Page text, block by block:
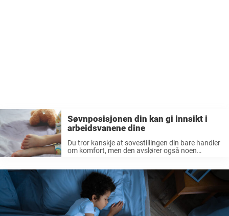
Søvnposisjonen din kan gi innsikt i
arbeidsvanene dine
Du tror kanskje at sovestillingen din bare handler
om komfort, men den avslører også noen
fullstendig utbrent ...